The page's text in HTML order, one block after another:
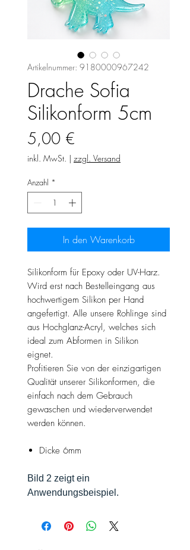
Artikelnummer: 9180000967242
Drache Sofia
Silikonform 5cm
5,00 €
inkl. MwSt. | zzgl. Versand
Anzahl *
In den Warenkorb
Silikonform für Epoxy oder UV-Harz.
Wird erst nach Bestelleingang aus
hochwertigem Silikon per Hand
angefertigt. Alle unsere Rohlinge sind
aus Hochglanz-Acryl, welches sich
ideal zum Abformen in Silikon
eignet.
Profitieren Sie von der einzigartigen
Qualität unserer Silikonformen, die
einfach nach dem Gebrauch
gewaschen und wiederverwendet
werden können.
Dicke 6mm
Bild 2 zeigt ein
Anwendungsbeispiel.